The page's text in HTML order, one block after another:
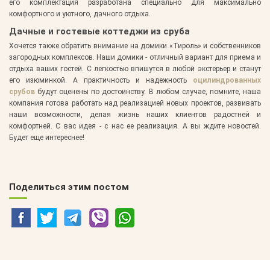
его комплектация разработана специально для максимально
комфортного и уютного, дачного отдыха.
Дачные и гостевые коттеджи из сруба
Хочется также обратить внимание на домики «Тироль» и собственников
загородных комплексов. Наши домики - отличный вариант для приема и
отдыха ваших гостей. С легкостью впишутся в любой экстерьер и станут
его изюминкой. А практичность и надежность оцилиндрованных
срубов будут оценены по достоинству. В любом случае, помните, наша
компания готова работать над реализацией новых проектов, развивать
наши возможности, делая жизнь наших клиентов радостней и
комфортней. С вас идея - с нас ее реализация. А вы ждите новостей.
Будет еще интереснее!
Поделиться этим постом